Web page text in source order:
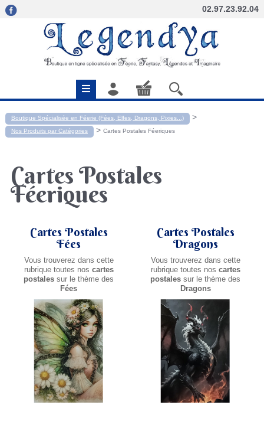
02.97.23.92.04
Boutique Spécialisée en Féerie (Fées, Elfes, Dragons, Pixies...) >
Nos Produits par Catégories > Cartes Postales Féeriques
Cartes Postales
Féeriques
Cartes Postales
Fées
Vous trouverez dans cette
rubrique toutes nos cartes
postales sur le thème des
Fées
Cartes Postales
Dragons
Vous trouverez dans cette
rubrique toutes nos cartes
postales sur le thème des
Dragons